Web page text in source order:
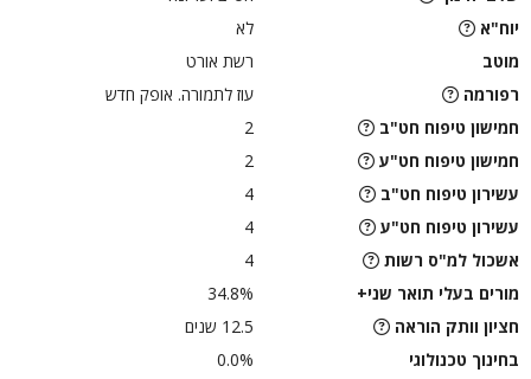
יוח"א
לא
מוטב
רשת אורט
רפורמה
עוז לתמורה. אופק חדש
חמישון טיפוח חט"ב
2
חמישון טיפוח חט"ע
2
עשירון טיפוח חט"ב
4
עשירון טיפוח חט"ע
4
אשכול למ"ס רשות
4
מורים בעלי תואר שני+
34.8%
חציון וותק הוראה
12.5 שנים
בחינוך טכנולוגי
0.0%